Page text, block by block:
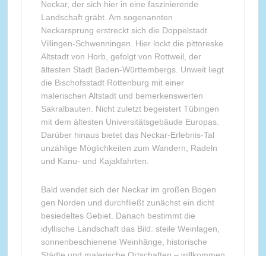
Neckar, der sich hier in eine faszinierende
Landschaft gräbt. Am sogenannten
Neckarsprung erstreckt sich die Doppelstadt
Villingen-Schwenningen. Hier lockt die pittoreske
Altstadt von Horb, gefolgt von Rottweil, der
ältesten Stadt Baden-Württembergs. Unweit liegt
die Bischofsstadt Rottenburg mit einer
malerischen Altstadt und bemerkenswerten
Sakralbauten. Nicht zuletzt begeistert Tübingen
mit dem ältesten Universitätsgebäude Europas.
Darüber hinaus bietet das Neckar-Erlebnis-Tal
unzählige Möglichkeiten zum Wandern, Radeln
und Kanu- und Kajakfahrten.
Bald wendet sich der Neckar im großen Bogen
gen Norden und durchfließt zunächst ein dicht
besiedeltes Gebiet. Danach bestimmt die
idyllische Landschaft das Bild: steile Weinlagen,
sonnenbeschienene Weinhänge, historische